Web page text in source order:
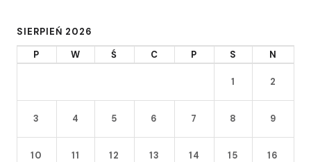
SIERPIEŃ 2026
P
W Ś C P S N
1 2
3 4 5 6 7 8 9
10 11 12 13 14 15 16